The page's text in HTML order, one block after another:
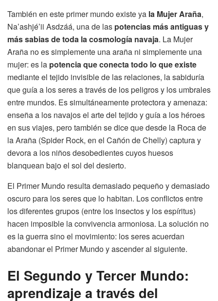
También en este primer mundo existe ya la Mujer Araña,
Na’ashjé’ii Asdzáá, una de las potencias más antiguas y
más sabias de toda la cosmología navaja. La Mujer
Araña no es simplemente una araña ni simplemente una
mujer: es la potencia que conecta todo lo que existe
mediante el tejido invisible de las relaciones, la sabiduría
que guía a los seres a través de los peligros y los umbrales
entre mundos. Es simultáneamente protectora y amenaza:
enseña a los navajos el arte del tejido y guía a los héroes
en sus viajes, pero también se dice que desde la Roca de
la Araña (Spider Rock, en el Cañón de Chelly) captura y
devora a los niños desobedientes cuyos huesos
blanquean bajo el sol del desierto.
El Primer Mundo resulta demasiado pequeño y demasiado
oscuro para los seres que lo habitan. Los conflictos entre
los diferentes grupos (entre los insectos y los espíritus)
hacen imposible la convivencia armoniosa. La solución no
es la guerra sino el movimiento: los seres acuerdan
abandonar el Primer Mundo y ascender al siguiente.
El Segundo y Tercer Mundo:
aprendizaje a través del